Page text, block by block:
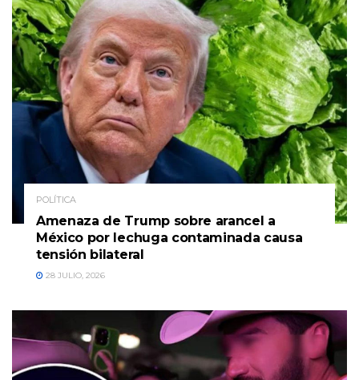
POLÍTICA
Amenaza de Trump sobre arancel a
México por lechuga contaminada causa
tensión bilateral
28 JULIO, 2026